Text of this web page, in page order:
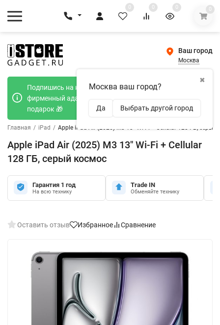
0 0 0 0
Ваш город
Москва
✖
Москва ваш город?
Да Выбрать другой город
Подпишись на наш телеграмм канал и получи
фирменный адаптер Type-C 20W при покупке в
подарок 🎁
Главная / iPad / Apple iPad Air (2025) M3 13" Wi-Fi + Cellular 128 ГБ, серый
Apple iPad Air (2025) M3 13" Wi-Fi + Cellular
128 ГБ, серый космос
Гарантия 1 год
На всю технику
Trade IN
Обменяйте технику
Оставить отзыв Избранное Сравнение